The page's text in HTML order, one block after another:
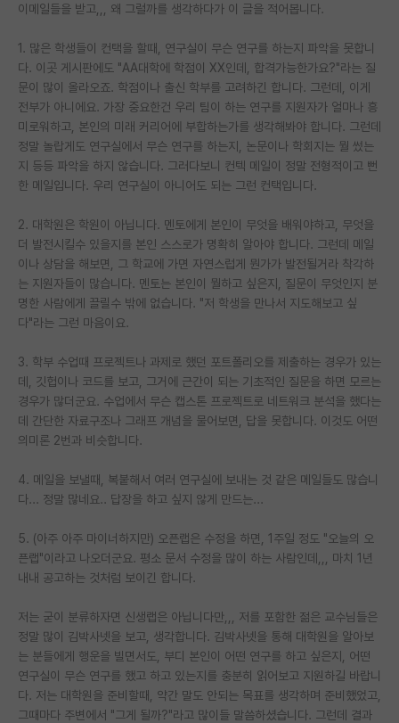
학부 인턴 게시판
취업 게시판
임용 후기 게시판
PI 전용 게시판
인문사회 계열 게시판
특수/전문대학원 게시판
반도체/AI 게시판
장학금/장학생 게시판
학술 정보 게시판
홍보 게시판
커리어
유학교육
이벤트
반도체 아카데미
재팬라운지 🌸
이메일들을 받고,,, 왜 그럴까를 생각하다가 이 글을 적어봅니다.
1. 많은 학생들이 컨택을 할때, 연구실이 무슨 연구를 하는지 파악을 못합니
다. 이곳 게시판에도 "AA대학에 학점이 XX인데, 합격가능한가요?"라는 질
문이 많이 올라오죠. 학점이나 출신 학부를 고려하긴 합니다. 그런데, 이게
전부가 아니에요. 가장 중요한건 우리 팀이 하는 연구를 지원자가 얼마나 흥
미로워하고, 본인의 미래 커리어에 부합하는가를 생각해봐야 합니다. 그런데
정말 놀랍게도 연구실에서 무슨 연구를 하는지, 논문이나 학회지는 뭘 썼는
지 등등 파악을 하지 않습니다. 그러다보니 컨텍 메일이 정말 전형적이고 뻔
한 메일입니다. 우리 연구실이 아니어도 되는 그런 컨택입니다.
2. 대학원은 학원이 아닙니다. 멘토에게 본인이 무엇을 배워야하고, 무엇을
더 발전시킬수 있을지를 본인 스스로가 명확히 알아야 합니다. 그런데 메일
이나 상담을 해보면, 그 학교에 가면 자연스럽게 뭔가가 발전될거라 착각하
는 지원자들이 많습니다. 멘토는 본인이 뭘하고 싶은지, 질문이 무엇인지 분
명한 사람에게 끌릴수 밖에 없습니다. "저 학생을 만나서 지도해보고 싶
다"라는 그런 마음이요.
3. 학부 수업때 프로젝트나 과제로 했던 포트폴리오를 제출하는 경우가 있는
데, 깃헙이나 코드를 보고, 그거에 근간이 되는 기초적인 질문을 하면 모르는
경우가 많더군요. 수업에서 무슨 캡스톤 프로젝트로 네트워크 분석을 했다는
데 간단한 자료구조나 그래프 개념을 물어보면, 답을 못합니다. 이것도 어떤
의미론 2번과 비슷합니다.
4. 메일을 보낼때, 복붙해서 여러 연구실에 보내는 것 같은 메일들도 많습니
다... 정말 많네요.. 답장을 하고 싶지 않게 만드는...
5. (아주 아주 마이너하지만) 오픈랩은 수정을 하면, 1주일 정도 "오늘의 오
픈랩"이라고 나오더군요. 평소 문서 수정을 많이 하는 사람인데,,, 마치 1년
내내 공고하는 것처럼 보이긴 합니다.
저는 굳이 분류하자면 신생랩은 아닙니다만,,, 저를 포함한 젊은 교수님들은
정말 많이 김박사넷을 보고, 생각합니다. 김박사넷을 통해 대학원을 알아보
는 분들에게 행운을 빌면서도, 부디 본인이 어떤 연구를 하고 싶은지, 어떤
연구실이 무슨 연구를 했고 하고 있는지를 충분히 읽어보고 지원하길 바랍니
다. 저는 대학원을 준비할때, 약간 말도 안되는 목표를 생각하며 준비했었고,
그때마다 주변에서 "그게 될까?"라고 많이들 말씀하셨습니다. 그런데 결과